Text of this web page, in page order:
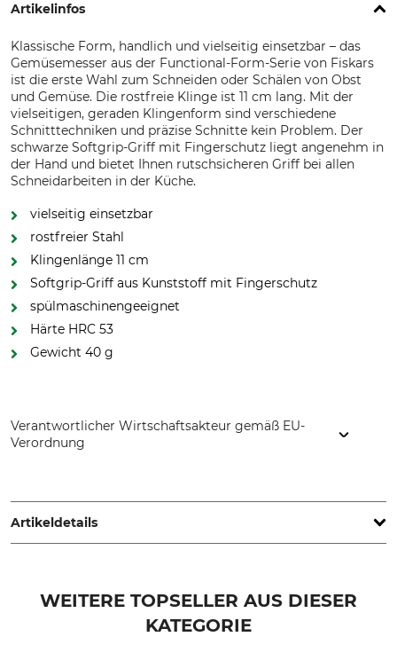
Artikelinfos
Klassische Form, handlich und vielseitig einsetzbar – das
Gemüsemesser aus der Functional-Form-Serie von Fiskars
ist die erste Wahl zum Schneiden oder Schälen von Obst
und Gemüse. Die rostfreie Klinge ist 11 cm lang. Mit der
vielseitigen, geraden Klingenform sind verschiedene
Schnitttechniken und präzise Schnitte kein Problem. Der
schwarze Softgrip-Griff mit Fingerschutz liegt angenehm in
der Hand und bietet Ihnen rutschsicheren Griff bei allen
Schneidarbeiten in der Küche.
vielseitig einsetzbar
rostfreier Stahl
Klingenlänge 11 cm
Softgrip-Griff aus Kunststoff mit Fingerschutz
spülmaschinengeeignet
Härte HRC 53
Gewicht 40 g
Verantwortlicher Wirtschaftsakteur gemäß EU-
Verordnung
Finland, www.fiskars.com
Artikeldetails
WEITERE TOPSELLER AUS DIESER
KATEGORIE